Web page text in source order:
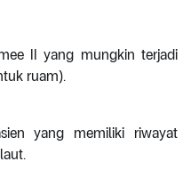
II yang mungkin terjadi
ruam).
yang memiliki riwayat